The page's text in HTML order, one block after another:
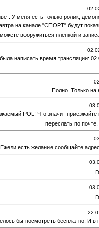
У меня есть только ролик,
на канале "СПОРТ" будут
можете вооружиться пленкой и
написать время трансляции:
Полно. Только на
POL! Что значит приезжайте
переслать по
Ежели есть желание сообщайте
бы посмотреть бесплатно. И